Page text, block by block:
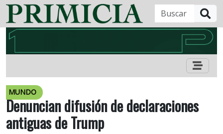
MUNDO
Denuncian difusión de declaraciones
antiguas de Trump